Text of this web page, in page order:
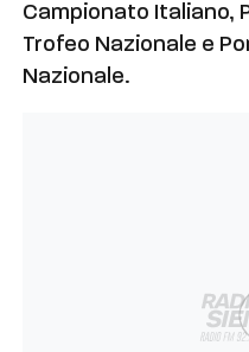
Campionato Italiano,
Trofeo Nazionale e
Nazionale.